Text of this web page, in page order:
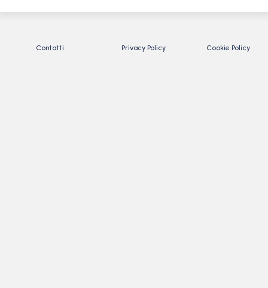
Contatti Privacy Policy Cookie Policy